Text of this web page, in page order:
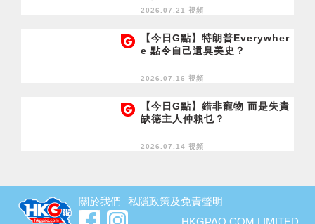
2026.07.21 視頻
【今日G點】特朗普Everywher
e 點令自己遺臭美史？
2026.07.16 視頻
【今日G點】錯非寵物 而是失責
缺德主人仲賴乜？
2026.07.14 視頻
關於我們
私隱政策及免責聲明
HKGPAO.COM LIMITED